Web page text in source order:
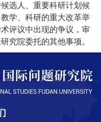
选人、重要科研计划候
学、科研的重大改革举
评议中出现的争议，审
究院委托的其他事项。